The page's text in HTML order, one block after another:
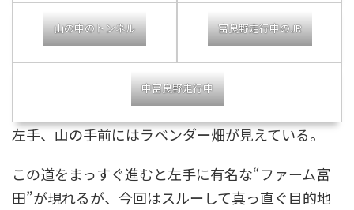
山の中のトンネル 富良野走行中のJR
中富良野走行中
左手、山の手前にはラベンダー畑が見えている。
この道をまっすぐ進むと左手に有名な“ファーム富
田”が現れるが、今回はスルーして真っ直ぐ目的地